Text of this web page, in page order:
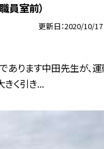
員室前）
更新日 2020/10/17
あります中田先生が、
きく引き...